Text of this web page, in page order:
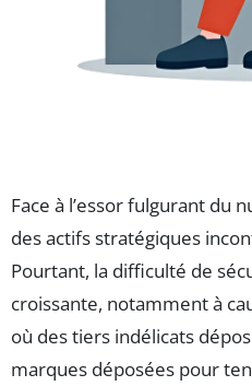
Face à l’essor fulgurant du
des actifs stratégiques
Pourtant, la difficulté de
croissante, notamment à
où des tiers indélicats
marques déposées pour